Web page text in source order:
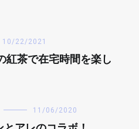
10/22/2021
紅茶で在宅時間を楽し
11/06/2020